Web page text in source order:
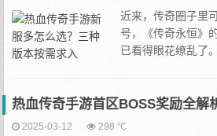
近来，传奇圈子里
号，《传奇永恒》
已看得眼花缭乱了。
热血传奇手游首区BOSS奖励全解
2025-03-12 298 ℃